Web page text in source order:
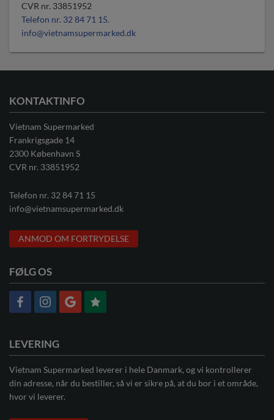
CVR nr. 33851952
Telefon nr. 32 84 71 15.
info@vietnamsupermarked.dk
KONTAKTINFO
Vietnam Supermarked
Frankrigsgade 14
2300 København S
CVR nr. 33851952
Telefon nr. 32 84 71 15
info@vietnamsupermarked.dk
ANMOD OM FORTRYDELSE
FØLG OS
LEVERING
Vietnam Supermarked leverer i hele Danmark, og vi kontrollerer
din adresse, når du bestiller, så vi er sikre på, at du bor i et område,
hvor vi leverer.